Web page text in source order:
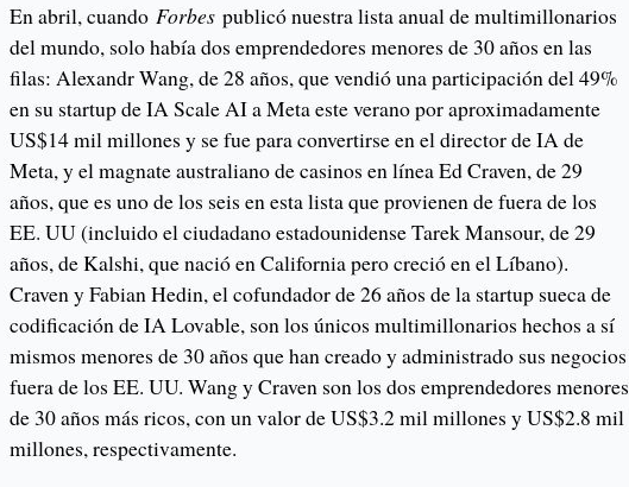
En abril, cuandoForbes publicó nuestra lista anual de multimillonarios
del mundo, solo había dos emprendedores menores de 30 años en las
filas: Alexandr Wang, de 28 años, que vendió una participación del 49%
en su startup de IA Scale AI a Meta este verano por aproximadamente
US$14 mil millones y se fue para convertirse en el director de IA de
Meta, y el magnate australiano de casinos en línea Ed Craven, de 29
años, que es uno de los seis en esta lista que provienen de fuera de los
EE. UU (incluido el ciudadano estadounidense Tarek Mansour, de 29
años, de Kalshi, que nació en California pero creció en el Líbano).
Craven y Fabian Hedin, el cofundador de 26 años de la startup sueca de
codificación de IA Lovable, son los únicos multimillonarios hechos a sí
mismos menores de 30 años que han creado y administrado sus negocios
fuera de los EE. UU. Wang y Craven son los dos emprendedores menores
de 30 años más ricos, con un valor de US$3.2 mil millones y US$2.8 mil
millones, respectivamente.